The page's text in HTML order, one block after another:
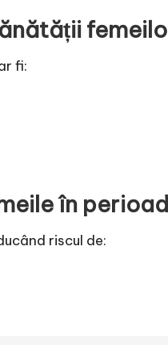
fi:
în
riscul de: